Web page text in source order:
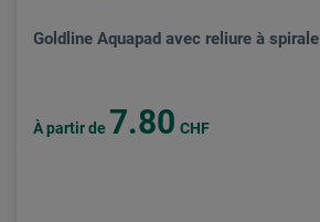
Goldline Aquapad avec reliure à spirale
À partir de 7.80 CHF